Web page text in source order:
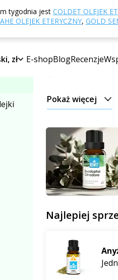
tygodnia jest COLDET OLEJEK
OLEJEK ETERYCZNY, GOLD
zł E-shopBlogRecenzje
Olejki
Są to silnie
Ich działanie jest
a czasem znacznie
Odpowiednio
W naszej ofercie
owady, naturalne
Olejki
Ludzie stosują
stanowić
Pokaż więcej
Najlepiej